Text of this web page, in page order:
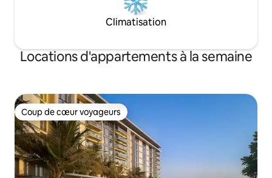
Climatisation
Locations d'appartements à la semaine
Coup de cœur voyageurs
Coup de cœur voyageurs